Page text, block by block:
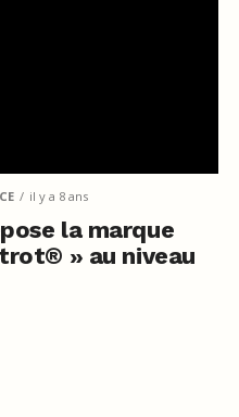
il y a 8 ans
la marque
» au niveau